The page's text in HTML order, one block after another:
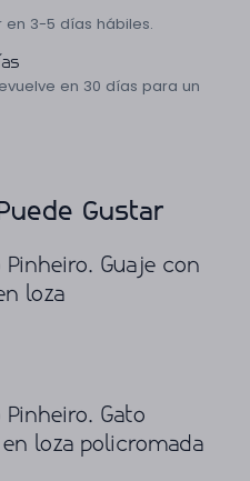
3-5 días hábiles.
en 30 días para un
Gustar
Pinheiro. Guaje con
loza
Pinheiro. Gato
loza policromada